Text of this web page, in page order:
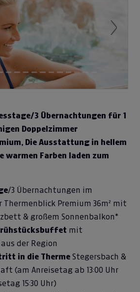
Next
3 Übernachtungen für 1
Doppelzimmer
Die Ausstattung in hellem
warmen Farben laden zum
/3 Übernachtungen im
Thermenblick Premium 36m² mit
& großem Sonnenbalkon*
mit
der Region
in die Therme Stegersbach &
(am Anreisetag ab 13:00 Uhr
15:30 Uhr)